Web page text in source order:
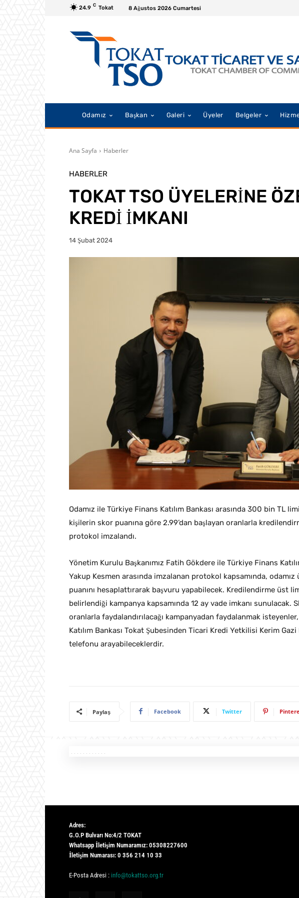
24.9 C Tokat 8 Ağustos 2026 Cumartesi
Odamız Başkan Galeri Üyeler Belgeler
Ana Sayfa Haberler
HABERLER
TOKAT TSO ÜYELERİNE
KREDİ İMKANI
14 Şubat 2024
Odamız ile Türkiye Finans Katılım Bankası arasında 300 bin TL
kişilerin skor puanına göre 2.99’dan başlayan oranlarla
protokol imzalandı.
Yönetim Kurulu Başkanımız Fatih Gökdere ile Türkiye Finans
Yakup Kesmen arasında imzalanan protokol kapsamında,
puanını hesaplattırarak başvuru yapabilecek. Kredilendirme üst
belirlendiği kampanya kapsamında 12 ay vade imkanı sunulacak.
oranlarla faydalandırılacağı kampanyadan faydalanmak
Katılım Bankası Tokat Şubesinden Ticari Kredi Yetkilisi Kerim
telefonu arayabileceklerdir.
Paylaş Facebook Twitter
Adres:
G.O.P Bulvarı No:4/2 TOKAT
Whatsapp İletişim Numaramız: 05308227600
İletişim Numarası: 0 356 214 10 33
E-Posta Adresi : info@tokattso.org.tr